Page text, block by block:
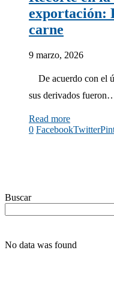
exportación:
carne
9 marzo, 2026
De acuerdo con el
sus derivados
Read more
0 FacebookTwitter
Buscar
No data was found